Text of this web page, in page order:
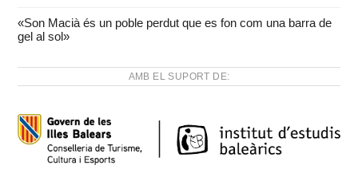
«Son Macià és un poble perdut que es fon com una barra de
gel al sol»
AMB EL SUPORT DE: